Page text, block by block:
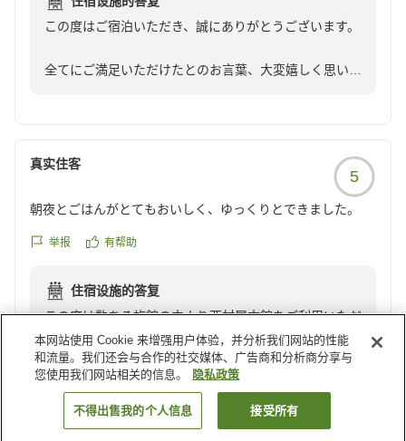
この度はご宿泊いただき、誠にありがとうございます。
全てにご満足いただけたとのお言葉、大変嬉しく思いま
次回のご来館を心よりお待ちしております。
西村屋本館
真实住客
5
朝夜とごはんがとてもおいしく、ゆっくりとできました。
举报 有帮助
住宿设施的答复
この度は数ある旅館の中より西村屋本館をご利用いただ
き誠にありがとうございます。朝夕のお食事をお楽しみ
いただき、ゆったりとした時間をお過ごしいただけたと
のこと、大変嬉しく思います。これからも心温まるひと
ときをお届けできるよう努めてまいりますので、どうぞ
よろしくお願いいたします。またのご来館を一同でお待
本网站使用 Cookie 来增强用户体验，并分析我们网站的性能
和流量。我们还会与合作的社交媒体、广告商和分析商分享与
您使用我们网站相关的信息。
隐私政策
不得出售我的个人信息 接受所有